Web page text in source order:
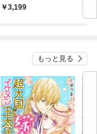
3,199
もっと見る